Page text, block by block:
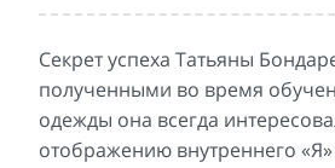
Секрет успеха Татьяны
полученными во время
одежды она всегда
отображению внутреннего